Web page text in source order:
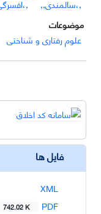
,،سالمندی,,
موضوعات
علوم رفتاری و شناختی
فایل ها
XML
PDF
742.02 K